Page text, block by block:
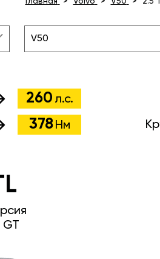
V50
260 л.с.
378 Нм